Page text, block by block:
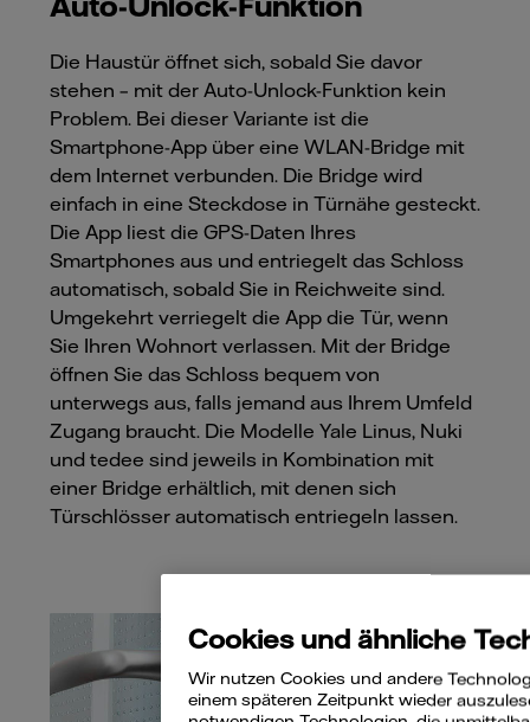
Die Haustür öffnet sich, sobald Sie davor
stehen – mit der Auto-Unlock-Funktion kein
Problem. Bei dieser Variante ist die
Smartphone-App über eine WLAN-Bridge mit
dem Internet verbunden. Die Bridge wird
einfach in eine Steckdose in Türnähe gesteckt.
Die App liest die GPS-Daten Ihres
Smartphones aus und entriegelt das Schloss
automatisch, sobald Sie in Reichweite sind.
Umgekehrt verriegelt die App die Tür, wenn
Sie Ihren Wohnort verlassen. Mit der Bridge
öffnen Sie das Schloss bequem von
unterwegs aus, falls jemand aus Ihrem Umfeld
Zugang braucht. Die Modelle Yale Linus, Nuki
und tedee sind jeweils in Kombination mit
einer Bridge erhältlich, mit denen sich
Türschlösser automatisch entriegeln lassen.
Cookies und ähnliche
Wir nutzen Cookies und andere
einem späteren Zeitpunkt wieder